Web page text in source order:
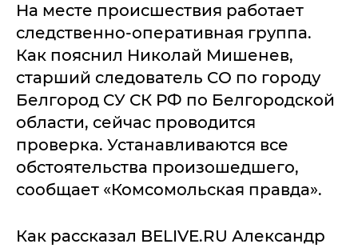
На месте происшествия работает
следственно-оперативная группа.
Как пояснил Николай Мишенев,
старший следователь СО по городу
Белгород СУ СК РФ по Белгородской
области, сейчас проводится
проверка. Устанавливаются все
обстоятельства произошедшего,
сообщает «Комсомольская правда».
Как рассказал BELIVE.RU Александр